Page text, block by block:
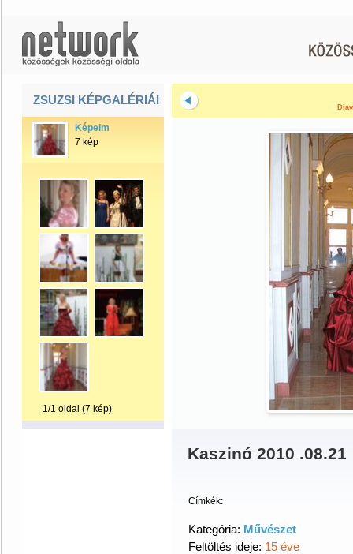
ZSUZSI KÉPGALÉRIÁI
Képeim
7 kép
1/1 oldal (7 kép)
Kaszinó 2010 .08.21
Címkék:
Kategória: Művészet
Feltöltés ideje: 15 éve